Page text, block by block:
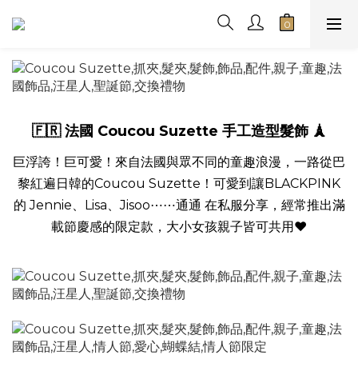
🇫🇷 法國 Coucou Suzette 手工造型髮飾 🗼
巨浮誇！巨可愛！來自法國與眾不同的童趣浪漫，一路從巴
黎紅遍日韓的Coucou Suzette！可愛到讓BLACKPINK
的 Jennie、Lisa、Jisoo⋯⋯通通 在私服分享，經常推出滿
載節慶感的限定款，大小女孩親子皆可共用❤️